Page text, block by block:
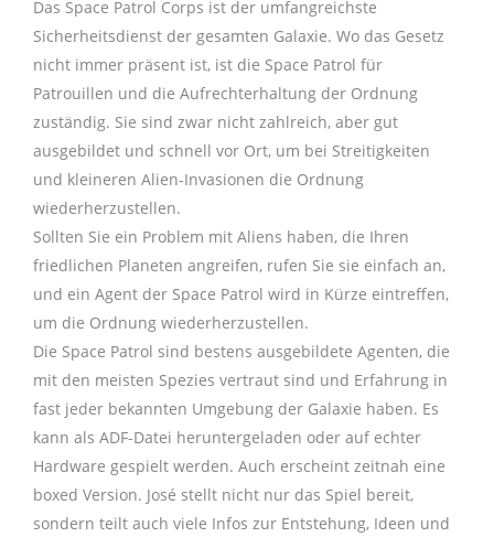
Das Space Patrol Corps ist der umfangreichste
Sicherheitsdienst der gesamten Galaxie. Wo das Gesetz
nicht immer präsent ist, ist die Space Patrol für
Patrouillen und die Aufrechterhaltung der Ordnung
zuständig. Sie sind zwar nicht zahlreich, aber gut
ausgebildet und schnell vor Ort, um bei Streitigkeiten
und kleineren Alien-Invasionen die Ordnung
wiederherzustellen.
Sollten Sie ein Problem mit Aliens haben, die Ihren
friedlichen Planeten angreifen, rufen Sie sie einfach an,
und ein Agent der Space Patrol wird in Kürze eintreffen,
um die Ordnung wiederherzustellen.
Die Space Patrol sind bestens ausgebildete Agenten, die
mit den meisten Spezies vertraut sind und Erfahrung in
fast jeder bekannten Umgebung der Galaxie haben. Es
kann als ADF-Datei heruntergeladen oder auf echter
Hardware gespielt werden. Auch erscheint zeitnah eine
boxed Version. José stellt nicht nur das Spiel bereit,
sondern teilt auch viele Infos zur Entstehung, Ideen und